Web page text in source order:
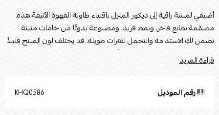
أضيفي لمسة راقية إلى ديكور المنزل باقتناء طاولة القهوة الأنيقة هذه.
مصمّمة بطابع فاخر، ونمط فريد، ومصنوعة يدويًّا من خامات متينة
تضمن لكِ الاستدامة والتحمل لفترات طويلة. قد يختلف لون المنتج قليلاً
بسبب إضاءة الصور الفوتوغرافية أو إعدادات الشاشة الخاصة بك.
تُستخدم صور المنتج المرفقة لأغراض التوضيح والتمثيل فقط.
قراءة المزيد
رقم الموديل KHQ0586